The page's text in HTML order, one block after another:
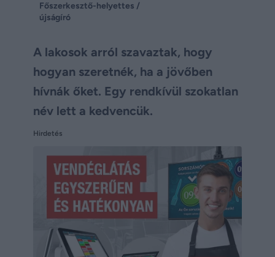
Főszerkesztő-helyettes /
újságíró
A lakosok arról szavaztak, hogy
hogyan szeretnék, ha a jövőben
hívnák őket. Egy rendkívül szokatlan
név lett a kedvencük.
Hirdetés